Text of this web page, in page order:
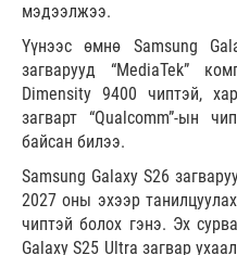
мэдээлжээ.
Үүнээс өмнө Samsung
загварууд “MediaTek”
Dimensity 9400 чиптэй,
загварт “Qualcomm”-ын
байсан билээ.
Samsung Galaxy S26
2027 оны эхээр
чиптэй болох гэнэ. Эх
Galaxy S25 Ultra загвар